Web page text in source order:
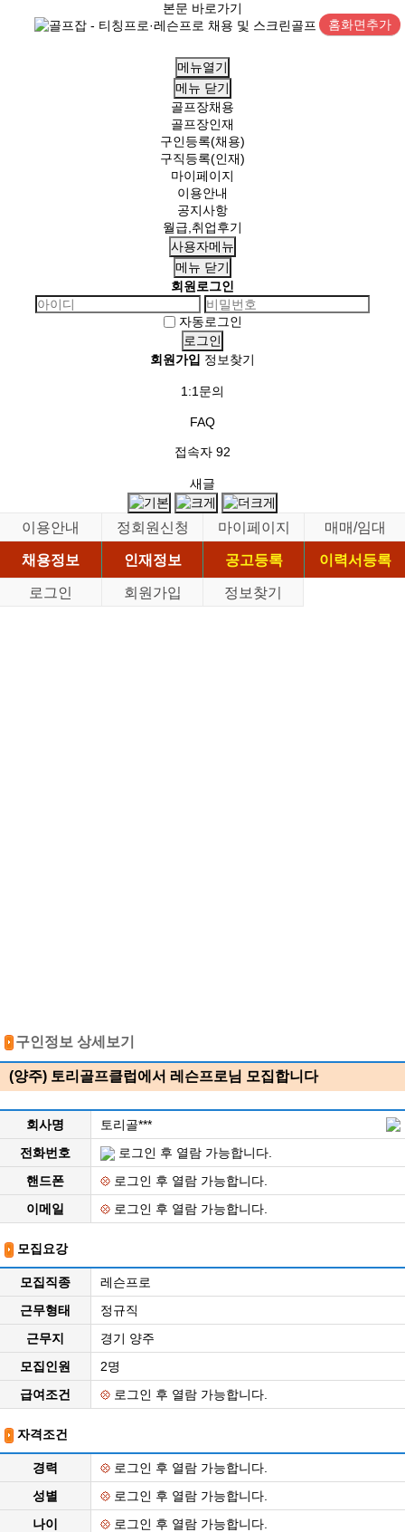
본문 바로가기
홈화면추가
메뉴열기
메뉴 닫기
골프장채용
골프장인재
구인등록(채용)
구직등록(인재)
마이페이지
이용안내
공지사항
월급,취업후기
사용자메뉴
메뉴 닫기
회원로그인
자동로그인
회원가입 정보찾기
1:1문의
FAQ
접속자 92
새글
이용안내 정회원신청 마이페이지
매매/임대
채용정보
인재정보 공고등록
이력서등록
로그인
회원가입 정보찾기
구인정보 상세보기
(양주) 토리골프클럽에서 레슨프로님 모집합니다
회사명
토리골***
전화번호
로그인 후 열람 가능합니다.
핸드폰
로그인 후 열람 가능합니다.
이메일
로그인 후 열람 가능합니다.
모집요강
모집직종
레슨프로
근무형태
정규직
근무지
경기 양주
모집인원
2명
급여조건
로그인 후 열람 가능합니다.
자격조건
경력
로그인 후 열람 가능합니다.
성별
로그인 후 열람 가능합니다.
나이
로그인 후 열람 가능합니다.